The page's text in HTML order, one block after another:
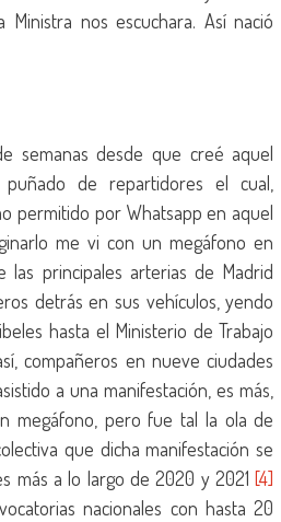
nos escuchara. Así nació
semanas desde que creé aquel
de repartidores el cual,
permitido por Whatsapp en aquel
me vi con un megáfono en
las principales arterias de Madrid
detrás en sus vehículos, yendo
hasta el Ministerio de Trabajo
compañeros en nueve ciudades
a una manifestación, es más,
megáfono, pero fue tal la ola de
que dicha manifestación se
más a lo largo de 2020 y 2021[4]
nacionales con hasta 20